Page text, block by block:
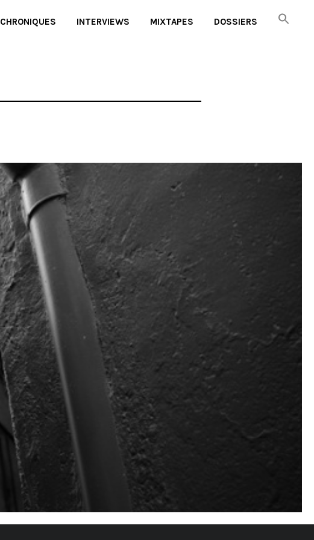
CHRONIQUES INTERVIEWS MIXTAPES DOSSIERS